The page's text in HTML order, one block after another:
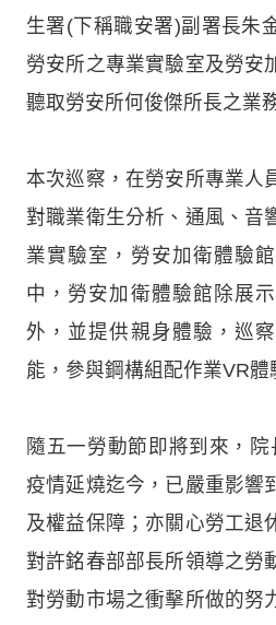
生署(下稱職安署)副署長朱
勞安所之專業實驗室及勞安
聽取勞安所何俊傑所長之業
本次巡察，在勞安所專業人
對職業衛生分析、通風、音
業實驗室，勞安加衛體驗
中，勞安加衛體驗館除展
外，並提供親身體驗，巡
能，參與鋼構組配作業VR體
隨五一勞動節即將到來，
疫情延燒迄今，已嚴重影響
及權益保障；亦關心勞工退
對許銘春部部長所領導之勞
對勞動市場之衝擊所做的努